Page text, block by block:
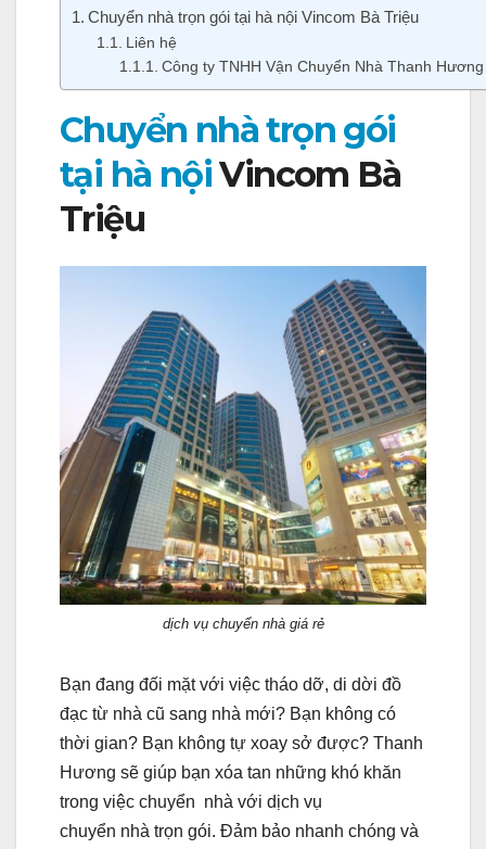
Chuyển nhà trọn gói tại hà nội Vincom Bà Triệu
Liên hệ
Công ty TNHH Vận Chuyển Nhà Thanh Hương
Chuyển nhà trọn gói
tại hà nộiVincom Bà
Triệu
dịch vụ chuyển nhà giá rẻ
Bạn đang đối mặt với việc tháo dỡ, di dời đồ
đạc từ nhà cũ sang nhà mới? Bạn không có
thời gian? Bạn không tự xoay sở được? Thanh
Hương sẽ giúp bạn xóa tan những khó khăn
trong việc chuyển nhà với dịch vụ
chuyển nhà trọn gói. Đảm bảo nhanh chóng và